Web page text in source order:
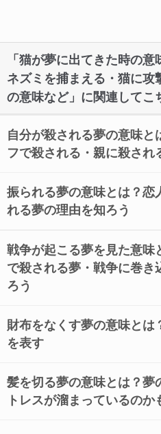
「猫が夢に出てきた時の
ネズミを捕まえる・猫に攻
の意味など」に関連してこ
自分が殺される夢の意味と
フで殺される・親に殺され
振られる夢の意味とは？恋
れる夢の理由を知ろう
戦争が起こる夢を見た意味
で殺される夢・戦争に巻き
ろう
財布をなくす夢の意味とは
を表す
髪を切る夢の意味とは？夢
トレスが溜まっているのか